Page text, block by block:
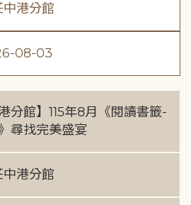
中港分館
08-03
分館】115年8月《閱讀書籤-
尋找完美盛宴
中港分館